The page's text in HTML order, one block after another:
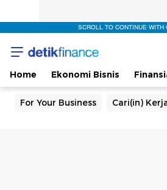
SCROLL TO CONTINUE WITH
Home Ekonomi Bisnis
For Your Business Cari(in)